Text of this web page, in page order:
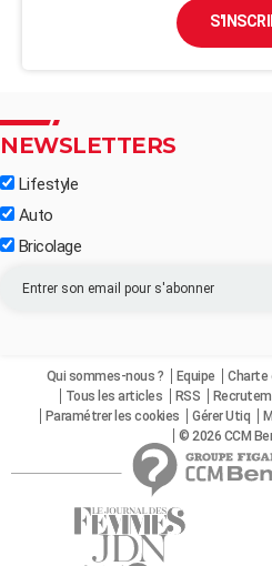
NEWSLETTERS
Lifestyle
Auto
Bricolage
Qui sommes-nous ? Equipe Charte
Tous les articles
RSS
Paramétrer les cookies
Gérer Utiq
© 2026 CCM